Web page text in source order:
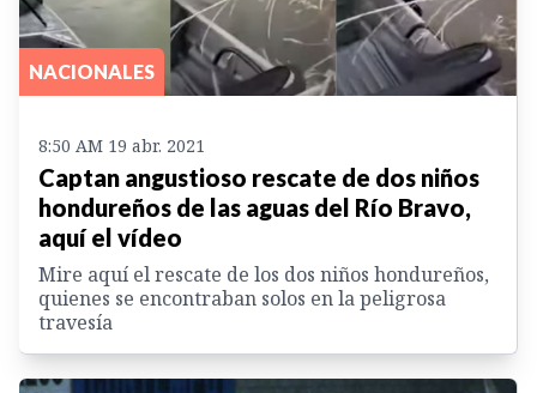
NACIONALES
8:50 AM 19 abr. 2021
Captan angustioso rescate de dos niños
hondureños de las aguas del Río Bravo,
aquí el vídeo
Mire aquí el rescate de los dos niños hondureños,
quienes se encontraban solos en la peligrosa
travesía